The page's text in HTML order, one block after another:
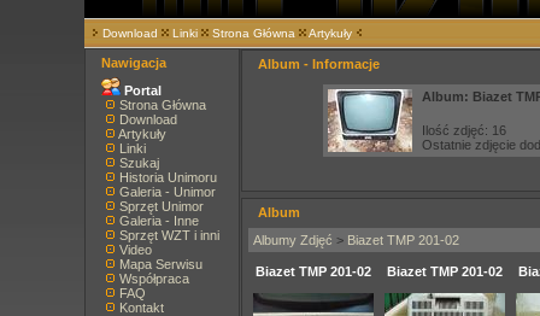
Download Linki Strona Główna Artykuły
Nawigacja
Portal
Strona Główna
Download
Artykuły
Linki
Szukaj
Historia Unimoru
Galeria - Unimor
Sprzęt Unimor
Galeria - Inne
Sprzęt WZT i inni
Video
Mapa Serwisu
Współpraca
FAQ
Kontakt
Album - Informacje
Album: Biazet
Ilość zdjęć: 16
Ostatnie zdjęcie
Album
Albumy Zdjęć > Biazet TMP 201-02
Biazet TMP 201-02 Biazet TMP 201-02